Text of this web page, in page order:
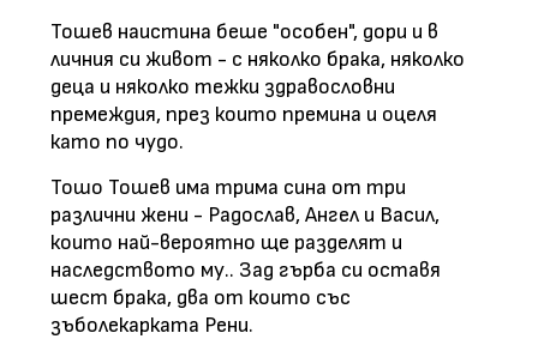
Тошев наистина беше "особен", дори и в
личния си живот - с няколко брака, няколко
деца и няколко тежки здравословни
премеждия, през които премина и оцеля
като по чудо.
Тошо Тошев има трима сина от три
различни жени - Радослав, Ангел и Васил,
които най-вероятно ще разделят и
наследството му.. Зад гърба си оставя
шест брака, два от които със
зъболекарката Рени.